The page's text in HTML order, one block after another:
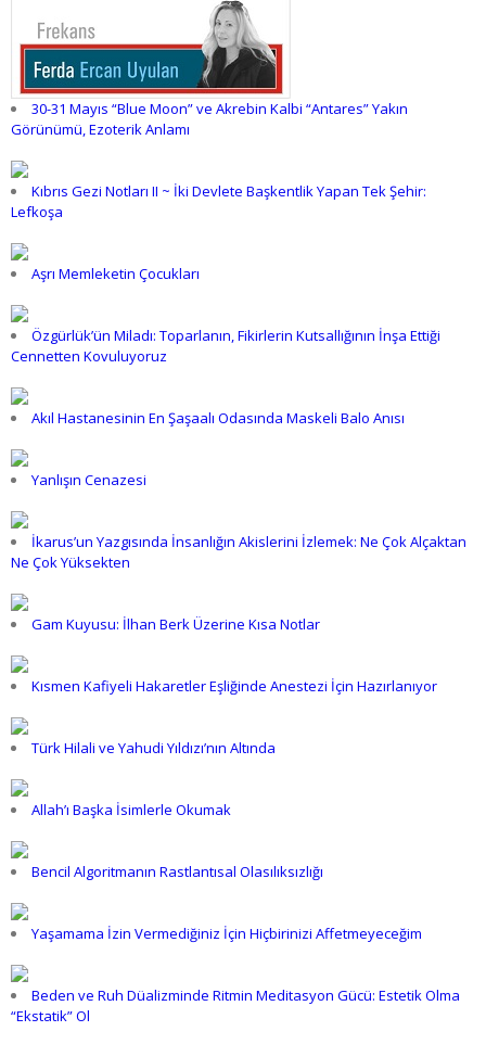
30-31 Mayıs “Blue Moon” ve Akrebin Kalbi “Antares” Yakın
Görünümü, Ezoterik Anlamı
Kıbrıs Gezi Notları II ~ İki Devlete Başkentlik Yapan Tek Şehir:
Lefkoşa
Aşrı Memleketin Çocukları
Özgürlük’ün Miladı: Toparlanın, Fikirlerin Kutsallığının İnşa Ettiği
Cennetten Kovuluyoruz
Akıl Hastanesinin En Şaşaalı Odasında Maskeli Balo Anısı
Yanlışın Cenazesi
İkarus’un Yazgısında İnsanlığın Akislerini İzlemek: Ne Çok Alçaktan
Ne Çok Yüksekten
Gam Kuyusu: İlhan Berk Üzerine Kısa Notlar
Kısmen Kafiyeli Hakaretler Eşliğinde Anestezi İçin Hazırlanıyor
Türk Hilali ve Yahudi Yıldızı’nın Altında
Allah’ı Başka İsimlerle Okumak
Bencil Algoritmanın Rastlantısal Olasılıksızlığı
Yaşamama İzin Vermediğiniz İçin Hiçbirinizi Affetmeyeceğim
Beden ve Ruh Düalizminde Ritmin Meditasyon Gücü: Estetik Olma
“Ekstatik” Ol